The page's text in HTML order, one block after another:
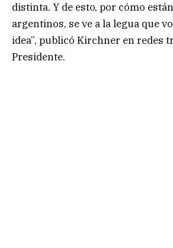
distinta. Y de esto, por cómo
argentinos, se ve a la legua que
idea”, publicó Kirchner en redes
Presidente.